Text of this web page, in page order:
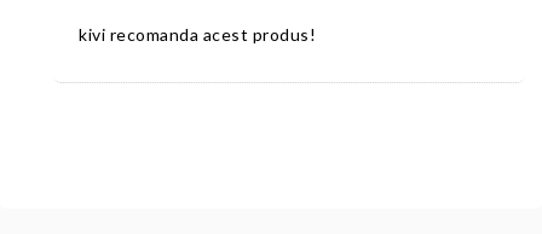
kivi recomanda acest produs!